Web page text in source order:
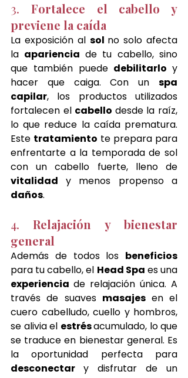
3. Fortalece el cabello y
previene la caída
La exposición al sol no solo afecta
la apariencia de tu cabello, sino
que también puede debilitarlo y
hacer que caiga. Con un spa
capilar, los productos utilizados
fortalecen el cabello desde la raíz,
lo que reduce la caída prematura.
Este tratamiento te prepara para
enfrentarte a la temporada de sol
vitalidad
daños.
4. Relajación y bienestar
general
Además de todos los
para tu cabello, el Head Spa
experiencia de relajación única. A
través de suaves masajes en el
cuero cabelludo, cuello y hombros,
se alivia el estrés acumulado, lo que
se traduce en bienestar general. Es
desconectar y disfrutar de un